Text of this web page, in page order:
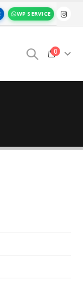
WP SERVICE
0